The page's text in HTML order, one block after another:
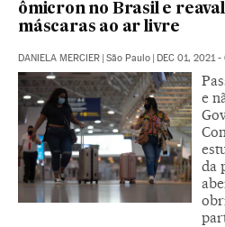
ômicron no Brasil e
máscaras ao ar livre
DANIELA MERCIER | São Paulo | DEC 01, 2021
e
da